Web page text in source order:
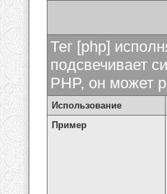
Тег [php]
подсвечивает
PHP, он может
Использование
Пример